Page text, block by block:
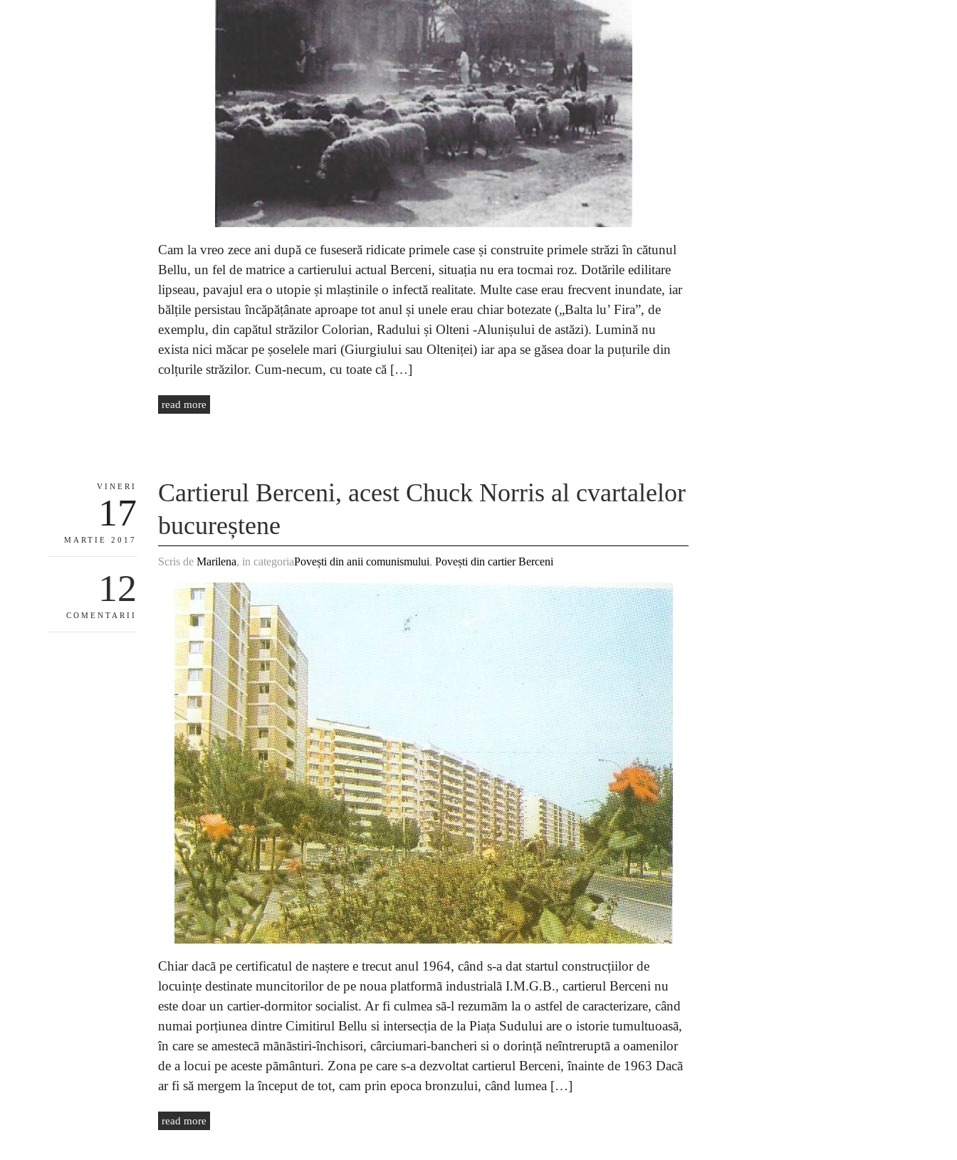
Cam la vreo zece ani după ce fuseseră ridicate primele case și construite primele străzi în cătunul
Bellu, un fel de matrice a cartierului actual Berceni, situația nu era tocmai roz. Dotările edilitare
lipseau, pavajul era o utopie și mlaștinile o infectă realitate. Multe case erau frecvent inundate, iar
bălțile persistau încăpățânate aproape tot anul și unele erau chiar botezate („Balta lu’ Fira”, de
exemplu, din capătul străzilor Colorian, Radului și Olteni -Alunișului de astăzi). Lumină nu
exista nici măcar pe șoselele mari (Giurgiului sau Olteniței) iar apa se găsea doar la puțurile din
colțurile străzilor. Cum-necum, cu toate că […]
read more
VINERI
17
MARTIE 2017
12
COMENTARII
Cartierul Berceni, acest Chuck Norris al cvartalelor
bucureștene
Scris deMarilena, in categoriaPovești din anii comunismului,Povești din cartier Berceni
Chiar dacã pe certificatul de naștere e trecut anul 1964, când s-a dat startul construcțiilor de
locuințe destinate muncitorilor de pe noua platformã industrialã I.M.G.B., cartierul Berceni nu
este doar un cartier-dormitor socialist. Ar fi culmea sã-l rezumãm la o astfel de caracterizare, când
numai porțiunea dintre Cimitirul Bellu si intersecția de la Piața Sudului are o istorie tumultuoasã,
în care se amestecã mãnãstiri-închisori, cârciumari-bancheri si o dorință neîntreruptã a oamenilor
de a locui pe aceste pãmânturi. Zona pe care s-a dezvoltat cartierul Berceni, înainte de 1963 Dacã
ar fi să mergem la început de tot, cam prin epoca bronzului, când lumea […]
read more